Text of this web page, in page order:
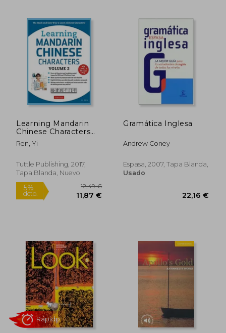
5%
dcto. 16,63 €
Rápido Rápido
Learning Mandarin
Chinese Characters
Volume 2: The Quick
and Easy way to
Characters! (Hsk Level
2 & ap Study Exam
Inglés)
Ren, Yi
Tuttle Publishing, 2017,
Tapa Blanda, Nuevo
Gramática Inglesa
Andrew Coney
Espasa, 2007, Tapa Blanda,
Usado